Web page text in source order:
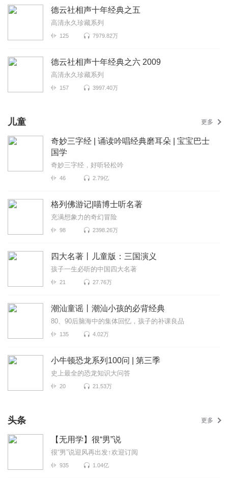
德云社相声十年经典之五
高清永久珍藏系列
125 7979.82万
德云社相声十年经典之六 2009
高清永久珍藏系列
157 3997.40万
儿童 更多
奇妙三字经 | 诵读吟唱经典磨耳朵 | 宝宝巴士
国学
奇妙三字经，好听轻松吟
46 2.79亿
格列佛游记|喵博士听名著
充满想象力的奇幻冒险
98 2398.26万
四大名著丨儿童版：三国演义
孩子一生必听的中国四大名著
21 27.76万
潮汕童谣丨潮汕小孩的必背经典
80、90后脑海中的集体回忆，孩子的补课良品
135 4.02万
小牛顿恐龙系列100问 | 第三季
史上最全的恐龙知识大问答
20 21.53万
头条 更多
【无用学】很“男”说
很“男”说迎风再出发↑欢迎订阅
935 1.04亿